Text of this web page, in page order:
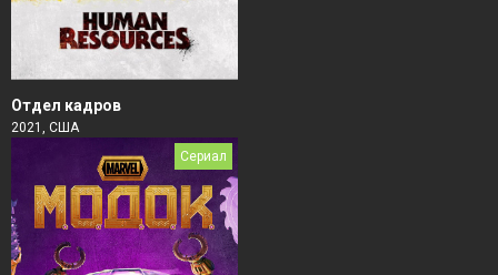
Отдел кадров
2021, США
Сериал